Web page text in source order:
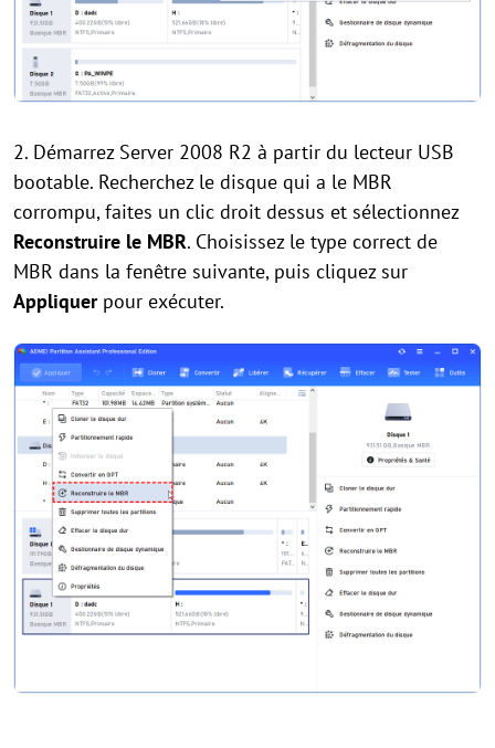
2. Démarrez Server 2008 R2 à partir du lecteur USB
bootable. Recherchez le disque qui a le MBR
corrompu, faites un clic droit dessus et sélectionnez
Reconstruire le MBR. Choisissez le type correct de
MBR dans la fenêtre suivante, puis cliquez sur
Appliquerpour exécuter.